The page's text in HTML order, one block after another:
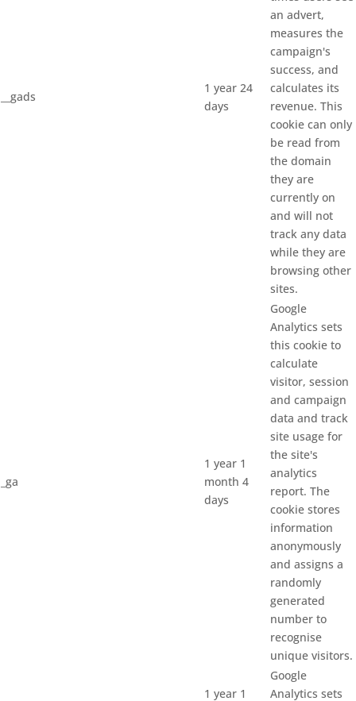
__gads
1 year 24
days
an advert,
measures the
campaign's
success, and
calculates its
revenue. This
cookie can only
be read from
the domain
they are
currently on
and will not
track any data
while they are
browsing other
sites.
_ga
1 year 1
month 4
days
Google
Analytics sets
this cookie to
calculate
visitor, session
and campaign
data and track
site usage for
the site's
analytics
report. The
cookie stores
information
anonymously
and assigns a
randomly
generated
number to
recognise
unique visitors.
1 year 1
Google
Analytics sets